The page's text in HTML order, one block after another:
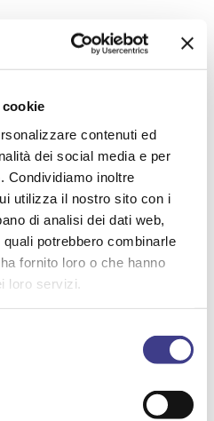
contenuti ed
dei social media e per
Condividiamo inoltre
utilizza il nostro sito con i
di analisi dei dati web,
potrebbero combinarle
fornito loro o che hanno
loro servizi.
sorveglianza
di nuoto
alla Rete Giuridica n.